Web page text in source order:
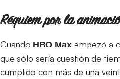
Réquiem por la
Cuando HBO Max empezó a
que sólo sería cuestión de
cumplido con más de una